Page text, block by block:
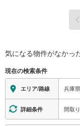
・お料理中も家族と会
・IHコンロ交換
・網戸張替
・照明器具取付5ヶ所
立地
・姫路市立大津小学校ま
・姫路市立大津中学校ま
1.お金の扱い方のプロ、
気になる物件がなかっ
現在の検索条件
エリア/路線 兵庫
詳細条件 間取